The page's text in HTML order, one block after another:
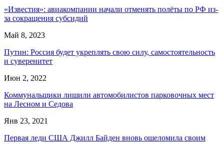
«Известия»: авиакомпании начали отменять полёты по РФ из-
за сокращения субсидий
Май 8, 2023
Путин: Россия будет укреплять свою силу, самостоятельность
и суверенитет
Июн 2, 2022
Коммунальщики лишили автомобилистов парковочных мест
на Лесном и Седова
Янв 23, 2021
Первая леди США Джилл Байден вновь ошеломила своим